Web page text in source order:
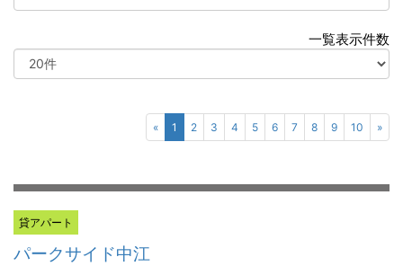
一覧表示件数
« 1 2 3 4 5 6 7 8 9 10 »
貸アパート
パークサイド中江